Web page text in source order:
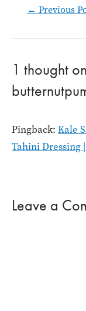
← Previous
1 thought
Pingback: Kale
Tahini Dressing
Leave a